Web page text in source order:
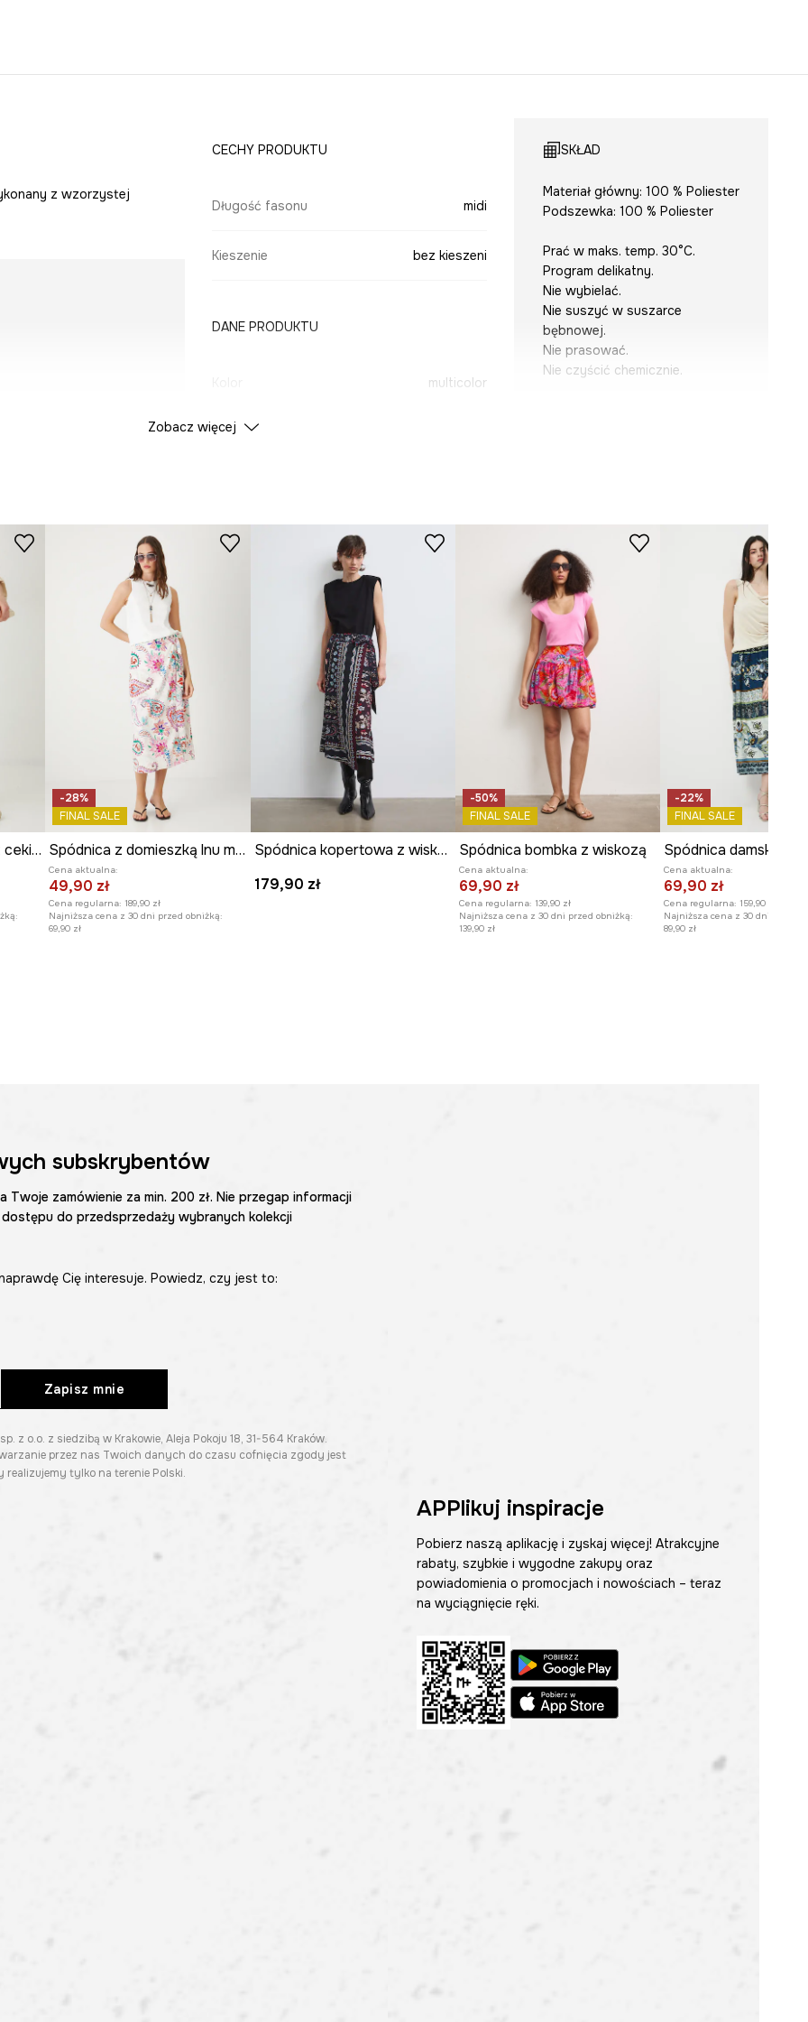
z wzorzystej
CECHY PRODUKTU
Długość fasonu midi
Kieszenie bez kieszeni
DANE PRODUKTU
multicolor
ID Produktu
SKŁAD
Materiał główny: 100 % Poliester
Podszewka: 100 % Poliester
Prać w maks. temp. 30°C.
Program delikatny.
Nie wybielać.
Nie suszyć w suszarce
bębnowej.
Nie prasować.
Nie czyścić chemicznie.
Zobacz więcej
Spódnica damska midi z cekinami kolor multicolor
-28%
FINAL SALE
Spódnica z domieszką lnu midi wzorzysta
Cena aktualna:
49,90 zł
Cena regularna: 189,90 zł
Najniższa cena z 30 dni przed obniżką:
69,90 zł
Spódnica kopertowa z wiskozą paisley
179,90 zł
-50%
FINAL SALE
Spódnica bombka z wiskozą
Cena aktualna:
69,90 zł
Cena regularna: 139,90 zł
Najniższa cena z 30 dni przed obniżką:
139,90 zł
-22%
FINAL SALE
Cena aktualna:
69,90 zł
Cena regularna: 159,90 zł
Najniższa cena z 30 dni przed
89,90 zł
subskrybentów
zamówienie za min. 200 zł. Nie przegap informacji
do przedsprzedaży wybranych kolekcji
Cię interesuje. Powiedz, czy jest to:
Zapisz mnie
o.o. z siedzibą w Krakowie, Aleja Pokoju 18, 31-564 Kraków.
przez nas Twoich danych do czasu cofnięcia zgody jest
realizujemy tylko na terenie Polski.
APPlikuj inspiracje
Pobierz naszą aplikację i zyskaj więcej! Atrakcyjne
rabaty, szybkie i wygodne zakupy oraz
powiadomienia o promocjach i nowościach – teraz
na wyciągnięcie ręki.